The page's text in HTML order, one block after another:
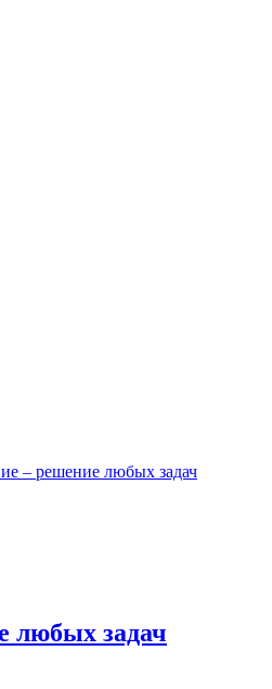
– решение любых задач
любых задач